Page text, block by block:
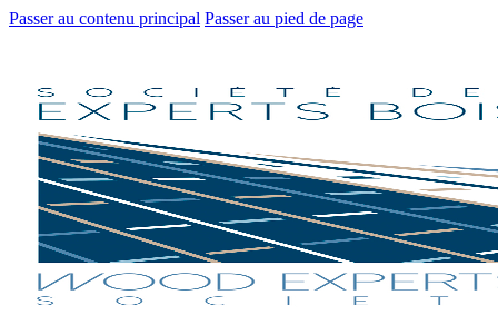
Passer au contenu principal Passer au pied de page